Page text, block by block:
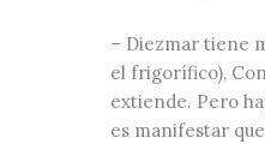
– Diezmar tiene
el frigorífico),
extiende. Pero
es manifestar